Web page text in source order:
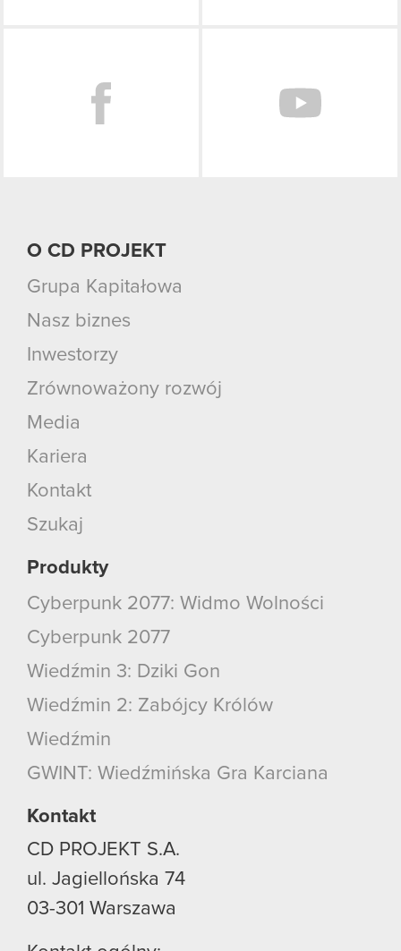
O CD PROJEKT
Grupa Kapitałowa
Nasz biznes
Inwestorzy
Zrównoważony rozwój
Media
Kariera
Kontakt
Szukaj
Produkty
Cyberpunk 2077: Widmo Wolności
Cyberpunk 2077
Wiedźmin 3: Dziki Gon
Wiedźmin 2: Zabójcy Królów
Wiedźmin
GWINT: Wiedźmińska Gra Karciana
Kontakt
CD PROJEKT S.A.
ul. Jagiellońska 74
03-301 Warszawa